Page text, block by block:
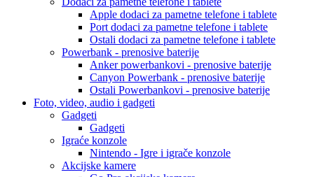
Apple dodaci za pametne telefone i tablete
Port dodaci za pametne telefone i tablete
Ostali dodaci za pametne telefone i tablete
Powerbank - prenosive baterije
Anker powerbankovi - prenosive baterije
Canyon Powerbank - prenosive baterije
Ostali Powerbankovi - prenosive baterije
Foto, video, audio i gadgeti
Gadgeti
Gadgeti
Igraće konzole
Nintendo - Igre i igrače konzole
Akcijske kamere